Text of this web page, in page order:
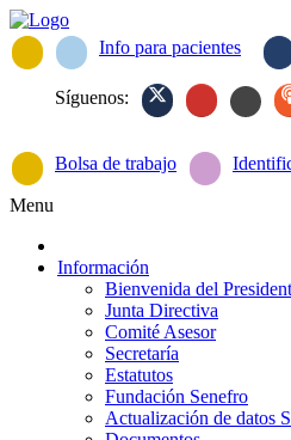
Info para pacientes
Síguenos:
Bolsa de trabajo
Menu
Información
Bienvenida del
Junta Directiva
Comité Asesor
Secretaría
Estatutos
Fundación Senefro
Actualización de datos